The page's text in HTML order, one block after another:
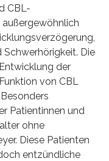
CBL-
Die
der
von CBL
Patientinnen und
ohne
Diese Patienten
entzündliche